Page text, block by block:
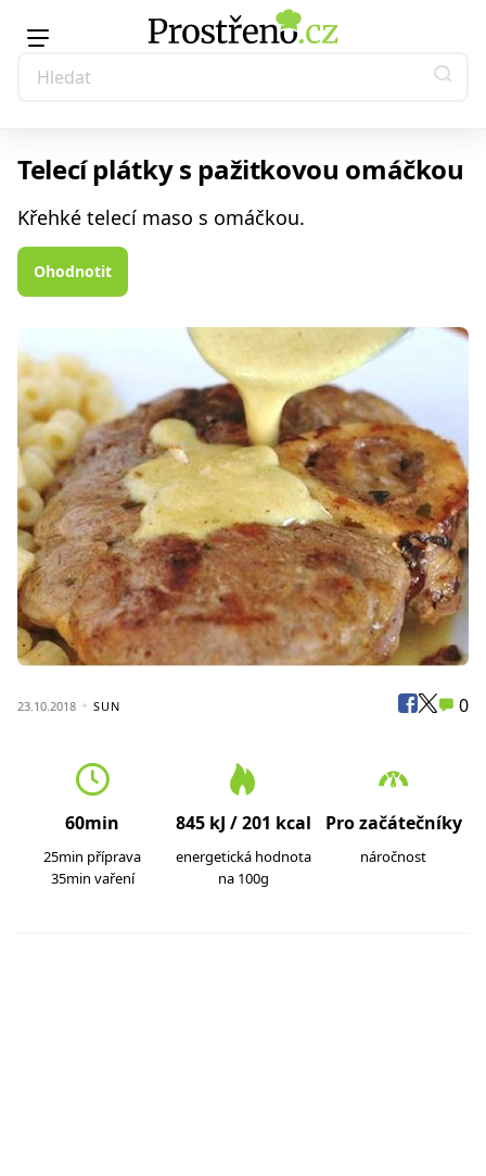
Telecí plátky s pažitkovou omáčkou
Křehké telecí maso s omáčkou.
Ohodnotit
23.10.2018 SUN 0
60min
25min příprava
35min vaření
845 kJ / 201 kcal
energetická hodnota
na 100g
Pro začátečníky
náročnost